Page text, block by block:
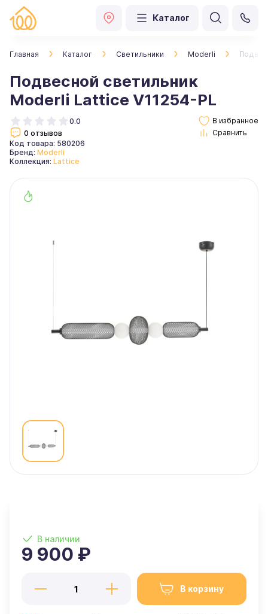
Каталог
Главная Каталог Светильники Moderli
Подвесной светильник
Moderli Lattice V11254-PL
0.0
0 отзывов
Код товара: 580206
Бренд: Moderli
Коллекция: Lattice
В наличии
9 900 ₽
В корзину